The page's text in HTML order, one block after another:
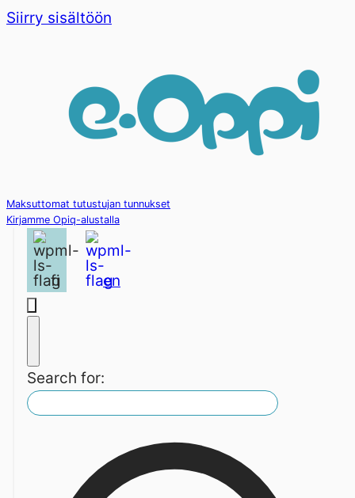
Siirry sisältöön
Maksuttomat tutustujan tunnukset
Kirjamme Opiq-alustalla
fi en
Search for: